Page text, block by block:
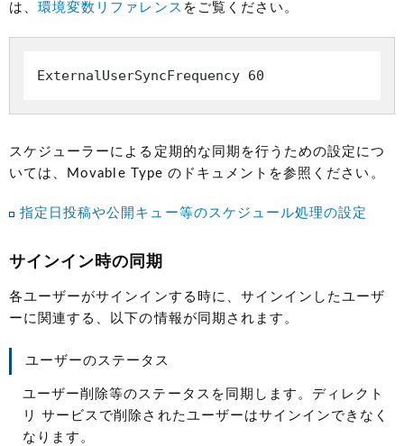
は、環境変数リファレンス をご覧ください。
ExternalUserSyncFrequency 60
スケジューラーによる定期的な同期を行うための設定につ
いては、Movable Type のドキュメントを参照ください。
指定日投稿や公開キュー等のスケジュール処理の設定
サインイン時の同期
各ユーザーがサインインする時に、サインインしたユーザ
ーに関連する、以下の情報が同期されます。
ユーザーのステータス
ユーザー削除等のステータスを同期します。ディレクト
リ サービスで削除されたユーザーはサインインできなく
なります。